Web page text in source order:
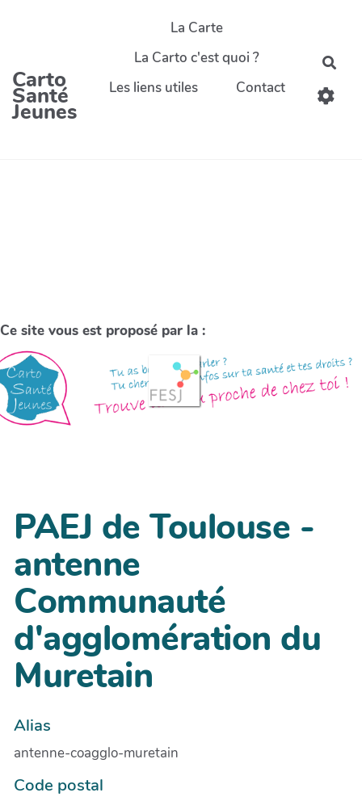
Carto
Santé
Jeunes
La Carte
La Carto c'est quoi ?
Les liens utiles
Contact
Ce site vous est proposé par la :
PAEJ de Toulouse -
antenne
Communauté
d'agglomération du
Muretain
Alias
antenne-coagglo-muretain
Code postal